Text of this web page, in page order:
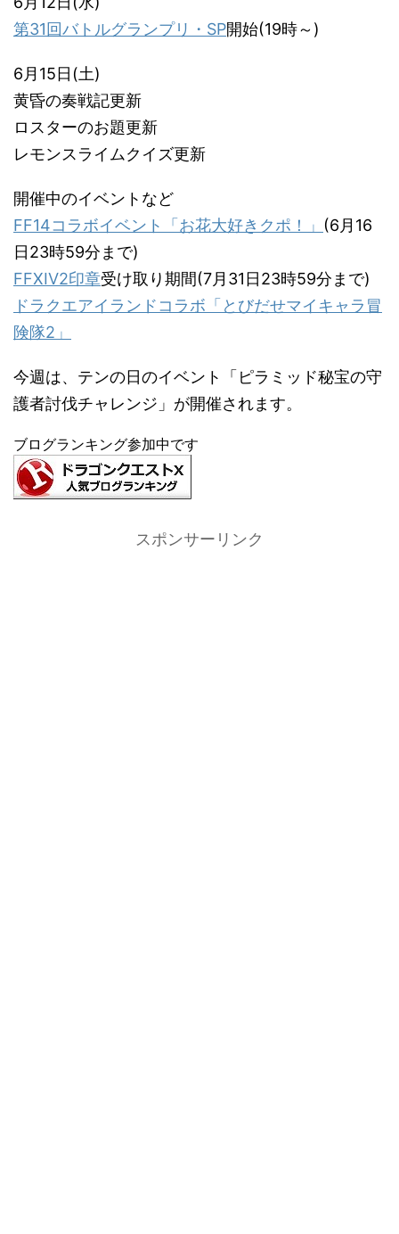
第31回バトルグランプリ・SP開始(19時～)
6月15日(土)
黄昏の奏戦記更新
ロスターのお題更新
レモンスライムクイズ更新
開催中のイベントなど
FF14コラボイベント「お花大好きクポ！」 (6月16
日23時59分まで)
FFXIV2印章受け取り期間(7月31日23時59分まで)
ドラクエアイランドコラボ「とびだせマイキャラ冒
険隊2」
今週は、テンの日のイベント「ピラミッド秘宝の守
護者討伐チャレンジ」が開催されます。
ブログランキング参加中です
スポンサーリンク